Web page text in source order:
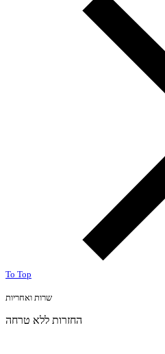
To Top
שרות ואחריות
החזרות ללא טרחה